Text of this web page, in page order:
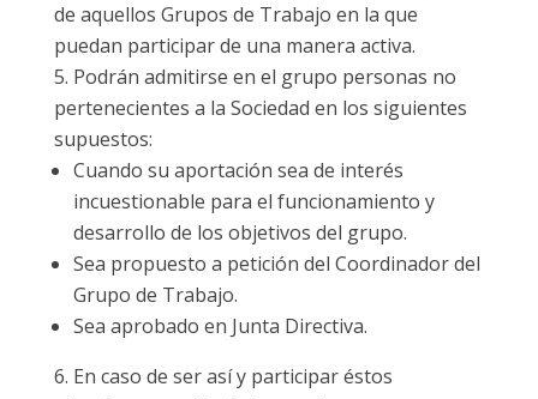
de aquellos Grupos de Trabajo en la que
puedan participar de una manera activa.
Podrán admitirse en el grupo personas no
pertenecientes a la Sociedad en los siguientes
supuestos:
Cuando su aportación sea de interés
incuestionable para el funcionamiento y
desarrollo de los objetivos del grupo.
Sea propuesto a petición del Coordinador del
Grupo de Trabajo.
Sea aprobado en Junta Directiva.
En caso de ser así y participar éstos